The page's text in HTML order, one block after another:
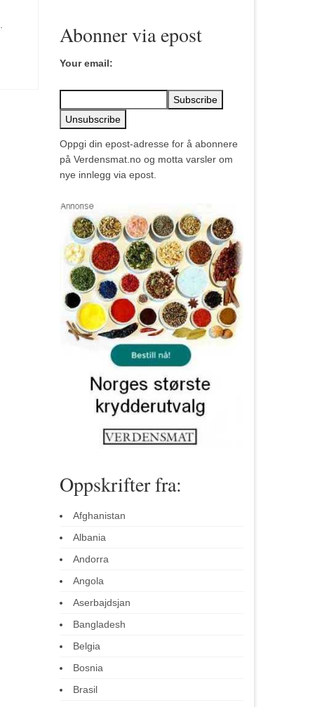
Abonner via epost
Your email:
Oppgi din epost-adresse for å abonnere
på Verdensmat.no og motta varsler om
nye innlegg via epost.
Oppskrifter fra:
Afghanistan
Albania
Andorra
Angola
Aserbajdsjan
Bangladesh
Belgia
Bosnia
Brasil